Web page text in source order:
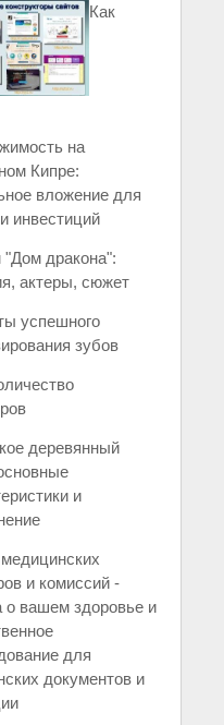
Как
на
Кипре:
вложение для
инвестиций
дракона":
актеры, сюжет
успешного
зубов
деревянный
и
и комиссий -
о вашем здоровье и
для
документов и